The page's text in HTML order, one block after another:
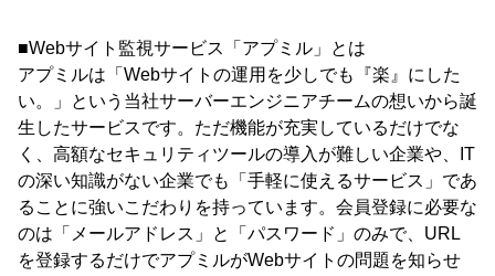
■Webサイト監視サービス「アプミル」とは
アプミルは「Webサイトの運用を少しでも『楽』にした
い。」という当社サーバーエンジニアチームの想いから誕
生したサービスです。ただ機能が充実しているだけでな
く、高額なセキュリティツールの導入が難しい企業や、IT
の深い知識がない企業でも「手軽に使えるサービス」であ
ることに強いこだわりを持っています。会員登録に必要な
のは「メールアドレス」と「パスワード」のみで、URL
を登録するだけでアプミルがWebサイトの問題を知らせ